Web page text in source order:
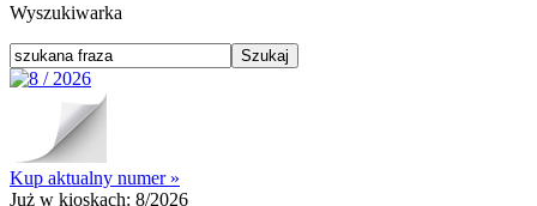
Wyszukiwarka
Kup aktualny numer »
Już w kioskach: 8/2026